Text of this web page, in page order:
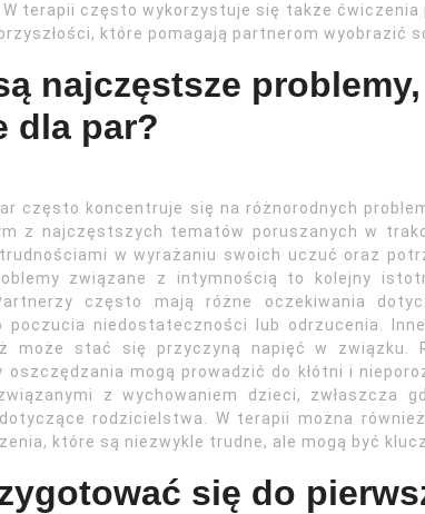
W terapii często wykorzystuje się także
które pomagają partnerom wyobrazić
najczęstsze
dla par?
często koncentruje się na różnorodnych
z najczęstszych tematów poruszanych w
w wyrażaniu swoich uczuć oraz
związane z intymnością to kolejny
często mają różne oczekiwania
poczucia niedostateczności lub odrzucenia.
może stać się przyczyną napięć w związku.
oszczędzania mogą prowadzić do kłótni i
z wychowaniem dzieci, zwłaszcza
rodzicielstwa. W terapii można
które są niezwykle trudne, ale mogą być
się do